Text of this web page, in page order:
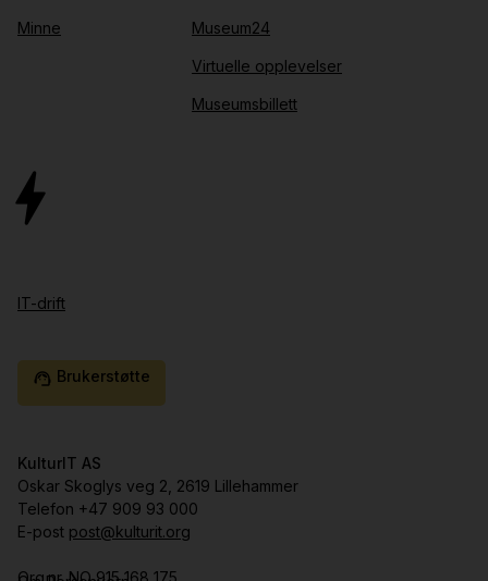
Minne Museum24
Virtuelle opplevelser
Museumsbillett
IT-drift
support_agent Brukerstøtte
KulturIT AS
Oskar Skoglys veg 2, 2619 Lillehammer
Telefon +47 909 93 000
E-post post@kulturit.org
Org.nr. NO 915 168 175